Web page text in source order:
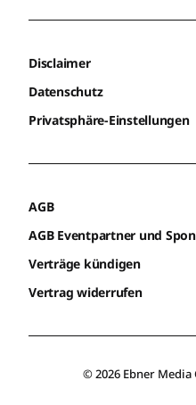
Disclaimer
Datenschutz
Privatsphäre-Einstellungen
AGB
AGB Eventpartner und
Verträge kündigen
Vertrag widerrufen
© 2026 Ebner Media